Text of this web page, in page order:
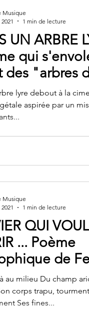
UN ARBRE
qui
des "arbres
lyre debout à la
aspirée par un
Musique
1 min de lecture
QUI
... Poème
de
des "Arbres
au milieu Du champ
corps trapu,
Ses fines...
Musique
1 min de lecture